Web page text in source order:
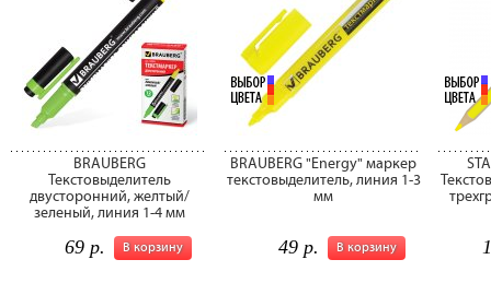
BRAUBERG
Текстовыделитель
двусторонний, желтый/
зеленый, линия 1-4 мм
В корзину
69 р.
BRAUBERG "Energy" маркер
текстовыделитель, линия 1-3
мм
В корзину
49 р.